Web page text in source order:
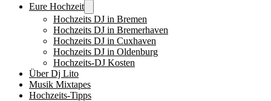
Eure Hochzeit
Hochzeits DJ in Bremen
Hochzeits DJ in Bremerhaven
Hochzeits DJ in Cuxhaven
Hochzeits DJ in Oldenburg
Hochzeits-DJ Kosten
Über Dj Lito
Musik Mixtapes
Hochzeits-Tipps